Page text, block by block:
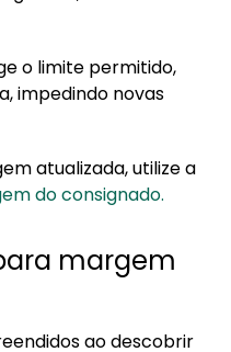
o limite permitido,
impedindo novas
atualizada, utilize a
do consignado.
margem
ao descobrir